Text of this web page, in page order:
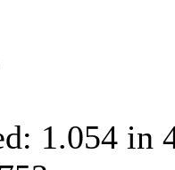
1.054 in